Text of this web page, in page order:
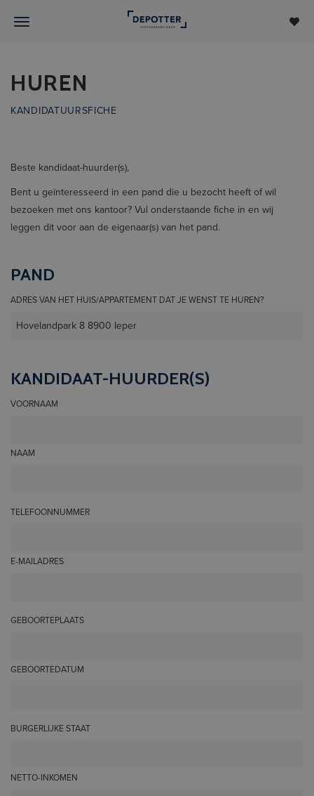
HUREN
KANDIDATUURSFICHE
Beste kandidaat-huurder(s),
Bent u geïnteresseerd in een pand die u bezocht heeft of wil
bezoeken met ons kantoor? Vul onderstaande fiche in en wij
leggen dit voor aan de eigenaar(s) van het pand.
PAND
ADRES VAN HET HUIS/APPARTEMENT DAT JE WENST TE HUREN?
KANDIDAAT-HUURDER(S)
VOORNAAM
NAAM
TELEFOONNUMMER
E-MAILADRES
GEBOORTEPLAATS
GEBOORTEDATUM
BURGERLIJKE STAAT
NETTO-INKOMEN